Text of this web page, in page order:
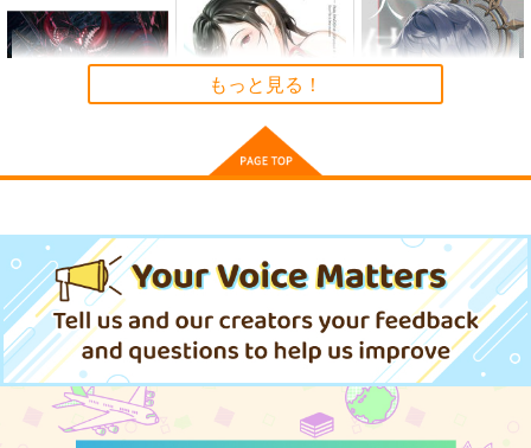
Fresh＆Smooth
ロイヤルマウンテン
メレ・レタナグア
FETISH ACADEMY
ロイヤルマウンテン
770円 （税込）
オリジナル
青山 澄香
白峰 莉花
メレ・レタナグア
サンプル
まぐ太ノート16冊
目 The Bunny's Tail 2
C-ARTS
1,430円（税込）
Yellow Squadron
1,540円（税込）
サンプル
作品詳細
1,100円（税込）
クラウド×ティファ
サンプル
あさぎ水仙
715円（税込）
サンデー
サンプル
もっと見る！